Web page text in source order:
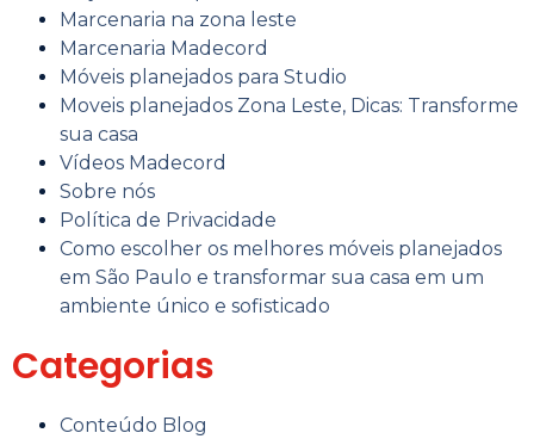
Marcenaria na zona leste ​
Marcenaria Madecord
Móveis planejados para Studio
Moveis planejados Zona Leste, Dicas: Transforme
sua casa
Vídeos Madecord
Sobre nós
Política de Privacidade
Como escolher os melhores móveis planejados
em São Paulo e transformar sua casa em um
ambiente único e sofisticado
Categorias
Conteúdo Blog